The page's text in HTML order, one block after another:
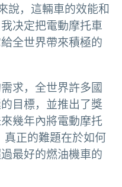
說，這輛車的效能和
决定把電動摩托車
全世界帶來積極的
求，全世界許多國
目標，並推出了獎
幾年內將電動摩托
真正的難題在於如何
最好的燃油機車的